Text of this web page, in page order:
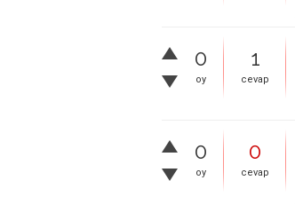
0
oy
1
cevap
0
oy
0
cevap